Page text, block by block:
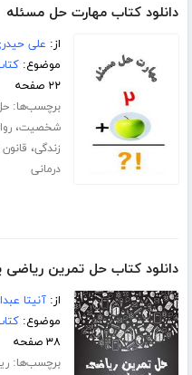
دانلود کتاب مهارت حل مسئله
از: علی
موضوع:
۲۲ صفحه
برچسب‌ها:
شخصیت،
زندگی،
درمانی
دانلود کتاب حل تمرین ریاضی یازدهم
از:آنیتا
موضوع:
۳۸ صفحه
برچسب‌ها: